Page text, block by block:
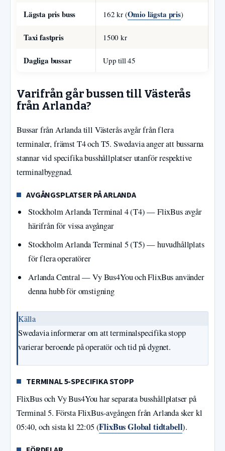
Lägsta pris buss 162 kr (Omio lägsta pris)
Taxi fastpris 1500 kr
Dagliga bussar Upp till 45
Varifrån går bussen till Västerås
från Arlanda?
Bussar från Arlanda till Västerås avgår från flera
terminaler, främst T4 och T5. Swedavia anger att bussarna
stannar vid specifika busshållplatser utanför respektive
terminalbyggnad.
AVGÅNGSPLATSER PÅ ARLANDA
Stockholm Arlanda Terminal 4 (T4) — FlixBus avgår
härifrån för vissa avgångar
Stockholm Arlanda Terminal 5 (T5) — huvudhållplats
för flera operatörer
Arlanda Central — Vy Bus4You och FlixBus använder
denna hubb för omstigning
Källa
Swedavia informerar om att terminalspecifika stopp
varierar beroende på operatör och tid på dygnet.
TERMINAL 5-SPECIFIKA STOPP
FlixBus och Vy Bus4You har separata busshållplatser på
Terminal 5. Första FlixBus-avgången från Arlanda sker kl
05:40, och sista kl 22:05 (FlixBus Global tidtabell).